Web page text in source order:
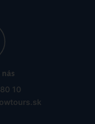
10